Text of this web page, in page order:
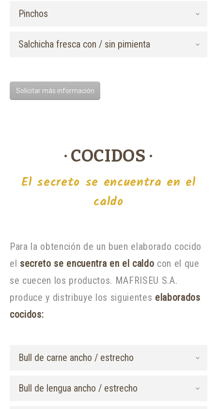
Pinchos
Salchicha fresca con / sin pimienta
Solicitar más información
· COCIDOS ·
El secreto se encuentra en el
caldo
Para la obtención de un buen elaborado cocido
el secreto se encuentra en el caldo con el que
se cuecen los productos. MAFRISEU S.A.
produce y distribuye los siguientes elaborados
cocidos:
Bull de carne ancho / estrecho
Bull de lengua ancho / estrecho